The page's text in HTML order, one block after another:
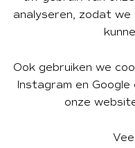
analyseren, zodat
Ook gebruiken we
Instagram en
onze